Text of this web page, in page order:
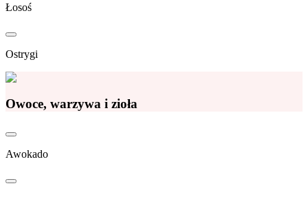
Łosoś
Ostrygi
Owoce, warzywa i zioła
Awokado